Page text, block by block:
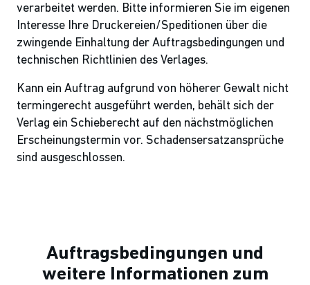
verarbeitet werden. Bitte informieren Sie im eigenen
Interesse Ihre Druckereien/Speditionen über die
zwingende Einhaltung der Auftragsbedingungen und
technischen Richtlinien des Verlages.
Kann ein Auftrag aufgrund von höherer Gewalt nicht
termingerecht ausgeführt werden, behält sich der
Verlag ein Schieberecht auf den nächstmöglichen
Erscheinungstermin vor. Schadensersatzansprüche
sind ausgeschlossen.
Auftragsbedingungen und
weitere Informationen zum